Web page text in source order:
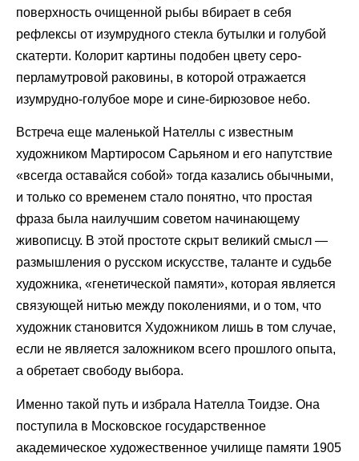
поверхность очищенной рыбы вбирает в себя
рефлексы от изумрудного стекла бутылки и голубой
скатерти. Колорит картины подобен цвету серо-
перламутровой раковины, в которой отражается
изумрудно-голубое море и сине-бирюзовое небо.
Встреча еще маленькой Нателлы с известным
художником Мартиросом Сарьяном и его напутствие
«всегда оставайся собой» тогда казались обычными,
и только со временем стало понятно, что простая
фраза была наилучшим советом начинающему
живописцу. В этой простоте скрыт великий смысл —
размышления о русском искусстве, таланте и судьбе
художника, «генетической памяти», которая является
связующей нитью между поколениями, и о том, что
художник становится Художником лишь в том случае,
если не является заложником всего прошлого опыта,
а обретает свободу выбора.
Именно такой путь и избрала Нателла Тоидзе. Она
поступила в Московское государственное
академическое художественное училище памяти 1905